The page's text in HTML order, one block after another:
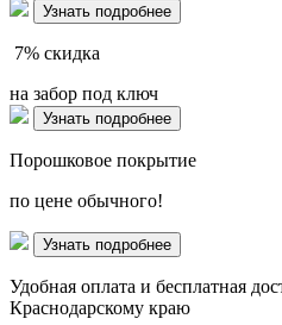
Узнать подробнее
7% скидка
на забор под ключ
Узнать подробнее
Порошковое покрытие
по цене обычного!
Узнать подробнее
Удобная оплата и бесплатная
Краснодарскому краю